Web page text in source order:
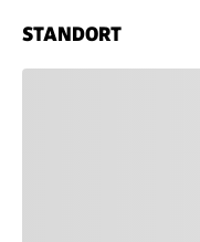
STANDORT